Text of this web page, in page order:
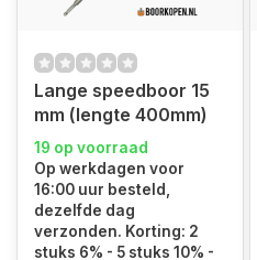
Lange speedboor 15
mm (lengte 400mm)
19 op voorraad
Op werkdagen voor
16:00 uur besteld,
dezelfde dag
verzonden. Korting: 2
stuks 6% - 5 stuks 10% -